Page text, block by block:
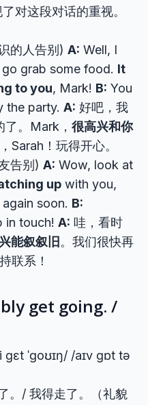
对这段对话的重视。
的人告别) A: Well, I
grab some food. It
to you, Mark! B: You
the party. A: 好吧，我
了。Mark， 很高兴和你
Sarah！玩得开心。
告别) A: Wow, look at
up with you,
again soon. B:
in touch! A: 哇，看时
能叙叙旧 。我们很快再
联系！
get going. /
ɡɛt ˈɡoʊɪŋ/ /aɪv ɡɒt tə
。/ 我得走了。（礼貌